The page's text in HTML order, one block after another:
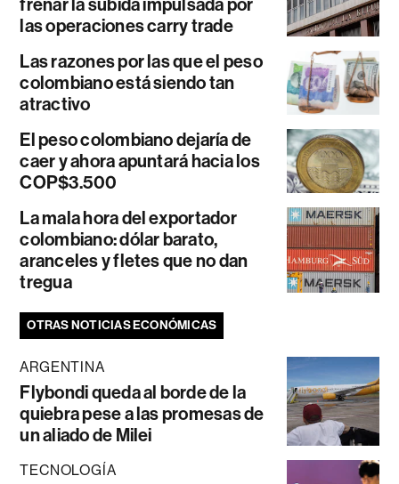
frenar la subida impulsada por
las operaciones carry trade
Las razones por las que el peso
colombiano está siendo tan
atractivo
El peso colombiano dejaría de
caer y ahora apuntará hacia los
COP$3.500
La mala hora del exportador
colombiano: dólar barato,
aranceles y fletes que no dan
tregua
OTRAS NOTICIAS ECONÓMICAS
ARGENTINA
Flybondi queda al borde de la
quiebra pese a las promesas de
un aliado de Milei
TECNOLOGÍA